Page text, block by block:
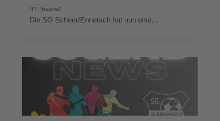
BY: fussball
Die SG Scheer/Ennetach hat nun eine…